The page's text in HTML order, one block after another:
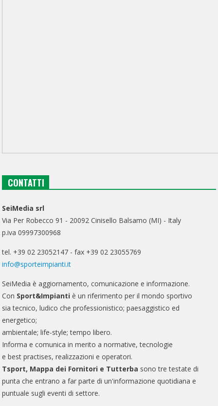
CONTATTI
SeiMedia srl
Via Per Robecco 91 - 20092 Cinisello Balsamo (MI) - Italy
p.iva 09997300968
tel. +39 02 23052147 - fax +39 02 23055769
info@sporteimpianti.it
SeiMedia è aggiornamento, comunicazione e informazione.
Con Sport&Impianti è un riferimento per il mondo sportivo
sia tecnico, ludico che professionistico; paesaggistico ed
energetico;
ambientale; life-style; tempo libero.
Informa e comunica in merito a normative, tecnologie
e best practises, realizzazioni e operatori.
Tsport, Mappa dei Fornitori e Tutterba sono tre testate di
punta che entrano a far parte di un'informazione quotidiana e
puntuale sugli eventi di settore.